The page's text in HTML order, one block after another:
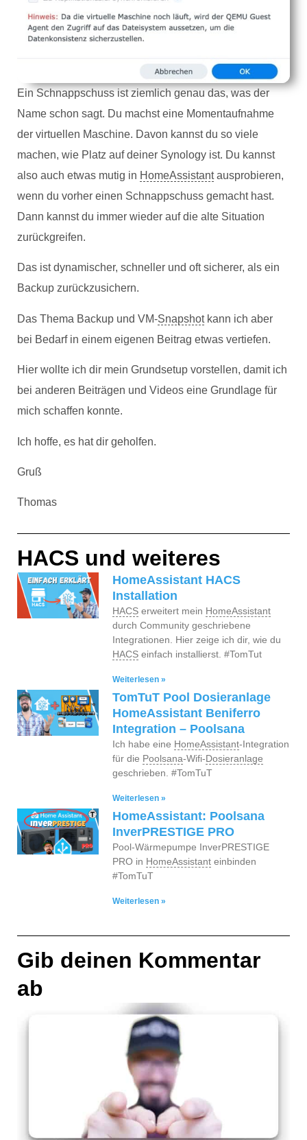
Ein Schnappschuss ist ziemlich genau das, was der
Name schon sagt. Du machst eine Momentaufnahme
der virtuellen Maschine. Davon kannst du so viele
machen, wie Platz auf deiner Synology ist. Du kannst
also auch etwas mutig in HomeAssistantausprobieren,
wenn du vorher einen Schnappschuss gemacht hast.
Dann kannst du immer wieder auf die alte Situation
zurückgreifen.
Das ist dynamischer, schneller und oft sicherer, als ein
Backup zurückzusichern.
Das Thema Backup und VM-Snapshotkann ich aber
bei Bedarf in einem eigenen Beitrag etwas vertiefen.
Hier wollte ich dir mein Grundsetup vorstellen, damit ich
bei anderen Beiträgen und Videos eine Grundlage für
mich schaffen konnte.
Ich hoffe, es hat dir geholfen.
Gruß
Thomas
HACS und weiteres
HomeAssistant HACS
Installation
HACS erweitert mein HomeAssistant
durch Community geschriebene
Integrationen. Hier zeige ich dir, wie du
HACS einfach installierst. #TomTut
Weiterlesen »
TomTuT Pool Dosieranlage
HomeAssistant Beniferro
Integration – Poolsana
Ich habe eine HomeAssistant-Integration
für die Poolsana-Wifi-Dosieranlage
geschrieben. #TomTuT
Weiterlesen »
HomeAssistant: Poolsana
InverPRESTIGE PRO
Pool-Wärmepumpe InverPRESTIGE
PRO in HomeAssistant einbinden
#TomTuT
Weiterlesen »
Gib deinen Kommentar
ab